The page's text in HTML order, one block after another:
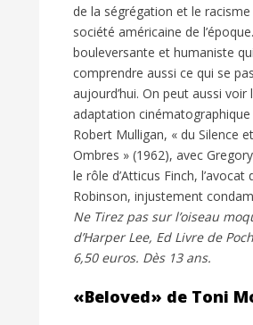
de la ségrégation et le
société américaine de
bouleversante et humaniste
comprendre aussi ce qui se
aujourd’hui. On peut aussi voir
adaptation cinématographique
Robert Mulligan, « du Silence
Ombres » (1962), avec
le rôle d’Atticus Finch, l’avocat
Robinson, injustement
Ne Tirez pas sur l’oiseau
d’Harper Lee, Ed Livre de
6,50 euros. Dès 13 ans.
«Beloved» de Toni